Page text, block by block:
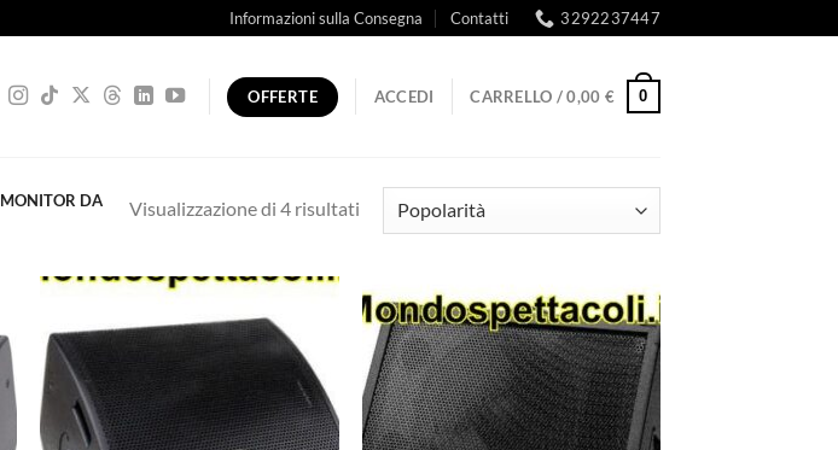
Informazioni sulla Consegna Contatti 3292237447
OFFERTE ACCEDI CARRELLO /0,00 € 0
MONITOR DA
Visualizzazione di 4 risultatiPopolarità